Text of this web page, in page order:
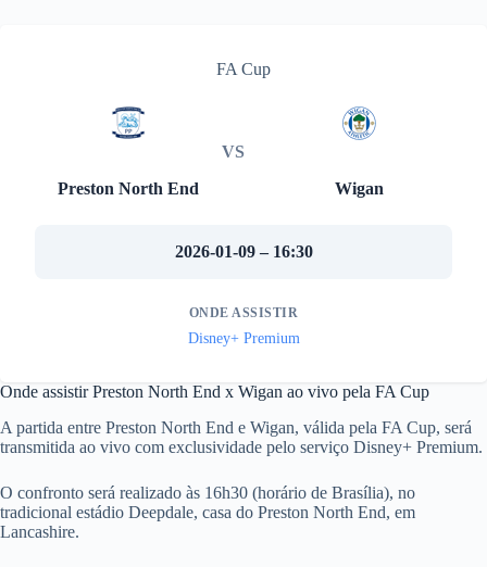
FA Cup
Preston North End
VS
Wigan
2026-01-09 – 16:30
ONDE ASSISTIR
Disney+ Premium
Onde assistir Preston North End x Wigan ao vivo pela FA Cup
A partida entre Preston North End e Wigan, válida pela FA Cup, será
transmitida ao vivo com exclusividade pelo serviço Disney+ Premium.
O confronto será realizado às 16h30 (horário de Brasília), no
tradicional estádio Deepdale, casa do Preston North End, em
Lancashire.